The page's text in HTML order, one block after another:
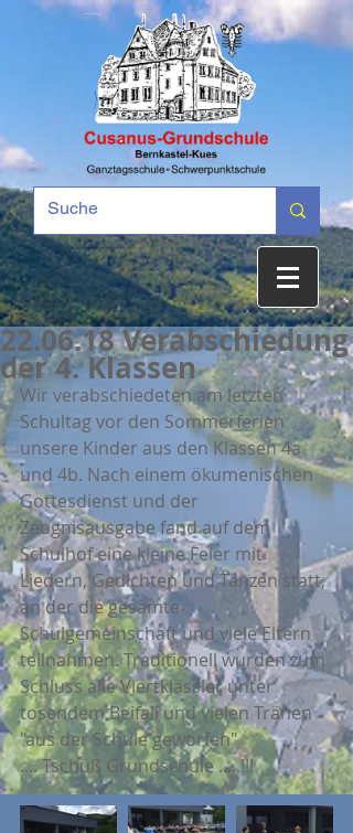
22.06.18 Verabschiedung
der 4. Klassen
Wir verabschiedeten am letzten
Schultag vor den Sommerferien
unsere Kinder aus den Klassen 4a
und 4b. Nach einem ökumenischen
Gottesdienst und der
Zeugnisausgabe fand auf dem
Schulhof eine kleine Feier mit
Liedern, Gedichten und Tänzen statt,
an der die gesamte
Schulgemeinschaft und viele Eltern
teilnahmen. Traditionell wurden zum
Schluss alle Viertklässler unter
tosendem Beifall und vielen Tränen
"aus der Schule geworfen"
.... Tschüß Grundschule .... !!!